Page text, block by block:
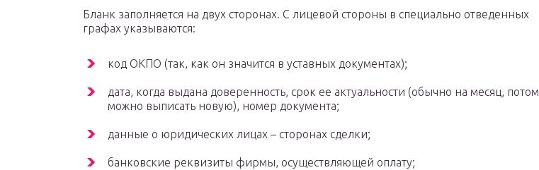
Бланк заполняется на двух сторонах. С лицевой стороны в специально отведенных
графах указываются:
код ОКПО (так, как он значится в уставных документах);
дата, когда выдана доверенность, срок ее актуальности (обычно на месяц, потом
можно выписать новую), номер документа;
данные о юридических лицах – сторонах сделки;
банковские реквизиты фирмы, осуществляющей оплату;